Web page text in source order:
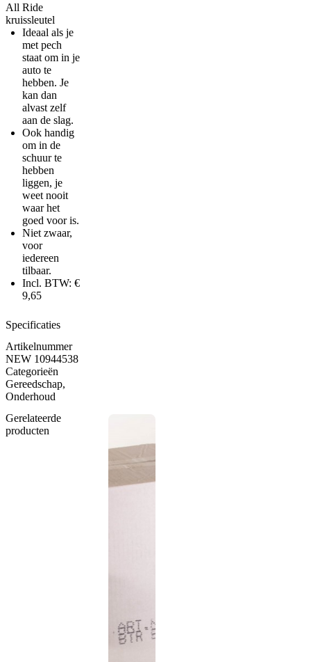
All Ride
kruissleutel
Ideaal als je
met pech
staat om in je
auto te
hebben. Je
kan dan
alvast zelf
aan de slag.
Ook handig
om in de
schuur te
hebben
liggen, je
weet nooit
waar het
goed voor is.
Niet zwaar,
voor
iedereen
tilbaar.
Incl. BTW: €
9,65
Specificaties
Artikelnummer
NEW 10944538
Categorieën
Gereedschap,
Onderhoud
Gerelateerde
producten